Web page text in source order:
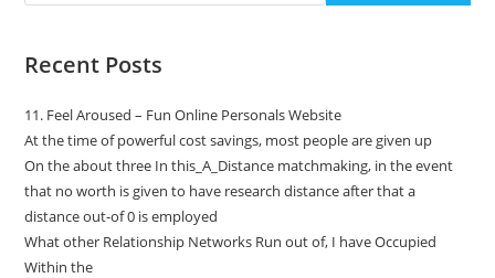
Recent Posts
11. Feel Aroused – Fun Online Personals Website
At the time of powerful cost savings, most people are given up
On the about three In this_A_Distance matchmaking, in the event
that no worth is given to have research distance after that a
distance out-of 0 is employed
What other Relationship Networks Run out of, I have Occupied
Within the